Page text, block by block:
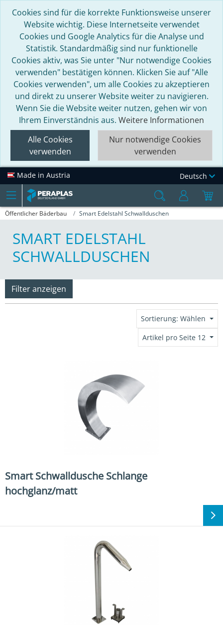
Cookies sind für die korrekte Funktionsweise unserer
Website wichtig. Diese Internetseite verwendet
Cookies und Google Analytics für die Analyse und
Statistik. Standardmäßig sind nur funktionelle
Cookies aktiv, was Sie unter "Nur notwendige Cookies
verwenden" bestätigen können. Klicken Sie auf "Alle
Cookies verwenden", um alle Cookies zu akzeptieren
und direkt zu unserer Website weiter zu navigieren.
Wenn Sie die Website weiter nutzen, gehen wir von
Ihrem Einverständnis aus. Weitere Informationen
Alle Cookies
verwenden
Nur notwendige Cookies
verwenden
Made in Austria Deutsch
Öffentlicher Bäderbau Smart Edelstahl Schwallduschen
SMART EDELSTAHL
SCHWALLDUSCHEN
Filter anzeigen
Sortierung: Wählen
Artikel pro Seite 12
Smart Schwalldusche Schlange
hochglanz/matt